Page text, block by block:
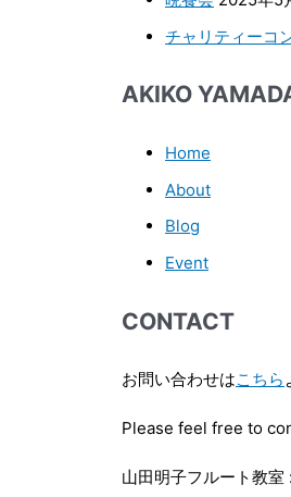
チャリティーコ
AKIKO
Home
About
Blog
Event
CONTACT
お問い合わせはこちら
Please feel free to
山田明子フルート教